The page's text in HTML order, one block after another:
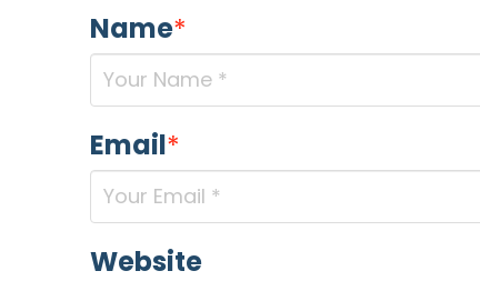
Name*
Email*
Website
MOTIVO DEL CONTATTO*